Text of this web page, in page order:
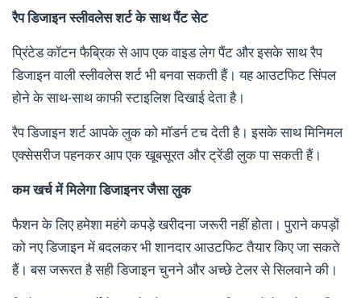
रैप डिजाइन स्लीवलेस शर्ट के साथ पैंट सेट
प्रिंटेड कॉटन फैब्रिक से आप एक वाइड लेग पैंट और इसके साथ रैप
डिजाइन वाली स्लीवलेस शर्ट भी बनवा सकती हैं। यह आउटफिट सिंपल
होने के साथ-साथ काफी स्टाइलिश दिखाई देता है।
रैप डिजाइन शर्ट आपके लुक को मॉडर्न टच देती है। इसके साथ मिनिमल
एक्सेसरीज पहनकर आप एक खूबसूरत और ट्रेंडी लुक पा सकती हैं।
कम खर्च में मिलेगा डिजाइनर जैसा लुक
फैशन के लिए हमेशा महंगे कपड़े खरीदना जरूरी नहीं होता। पुराने कपड़ों
को नए डिजाइन में बदलकर भी शानदार आउटफिट तैयार किए जा सकते
हैं। बस जरूरत है सही डिजाइन चुनने और अच्छे टेलर से सिलवाने की।